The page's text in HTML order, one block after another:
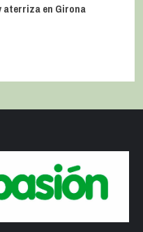
aterriza en Girona